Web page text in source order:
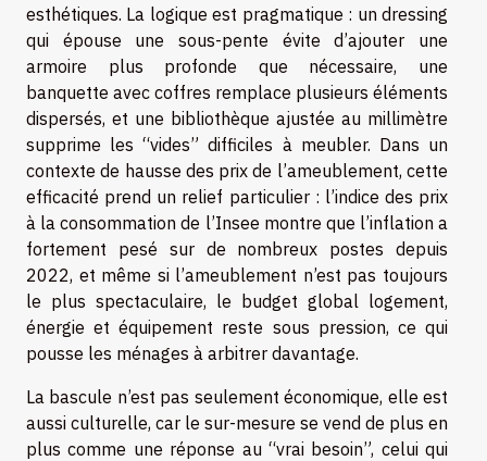
esthétiques. La logique est pragmatique : un dressing
qui épouse une sous-pente évite d’ajouter une
armoire plus profonde que nécessaire, une
banquette avec coffres remplace plusieurs éléments
dispersés, et une bibliothèque ajustée au millimètre
supprime les “vides” difficiles à meubler. Dans un
contexte de hausse des prix de l’ameublement, cette
efficacité prend un relief particulier : l’indice des prix
à la consommation de l’Insee montre que l’inflation a
fortement pesé sur de nombreux postes depuis
2022, et même si l’ameublement n’est pas toujours
le plus spectaculaire, le budget global logement,
énergie et équipement reste sous pression, ce qui
pousse les ménages à arbitrer davantage.
La bascule n’est pas seulement économique, elle est
aussi culturelle, car le sur-mesure se vend de plus en
plus comme une réponse au “vrai besoin”, celui qui